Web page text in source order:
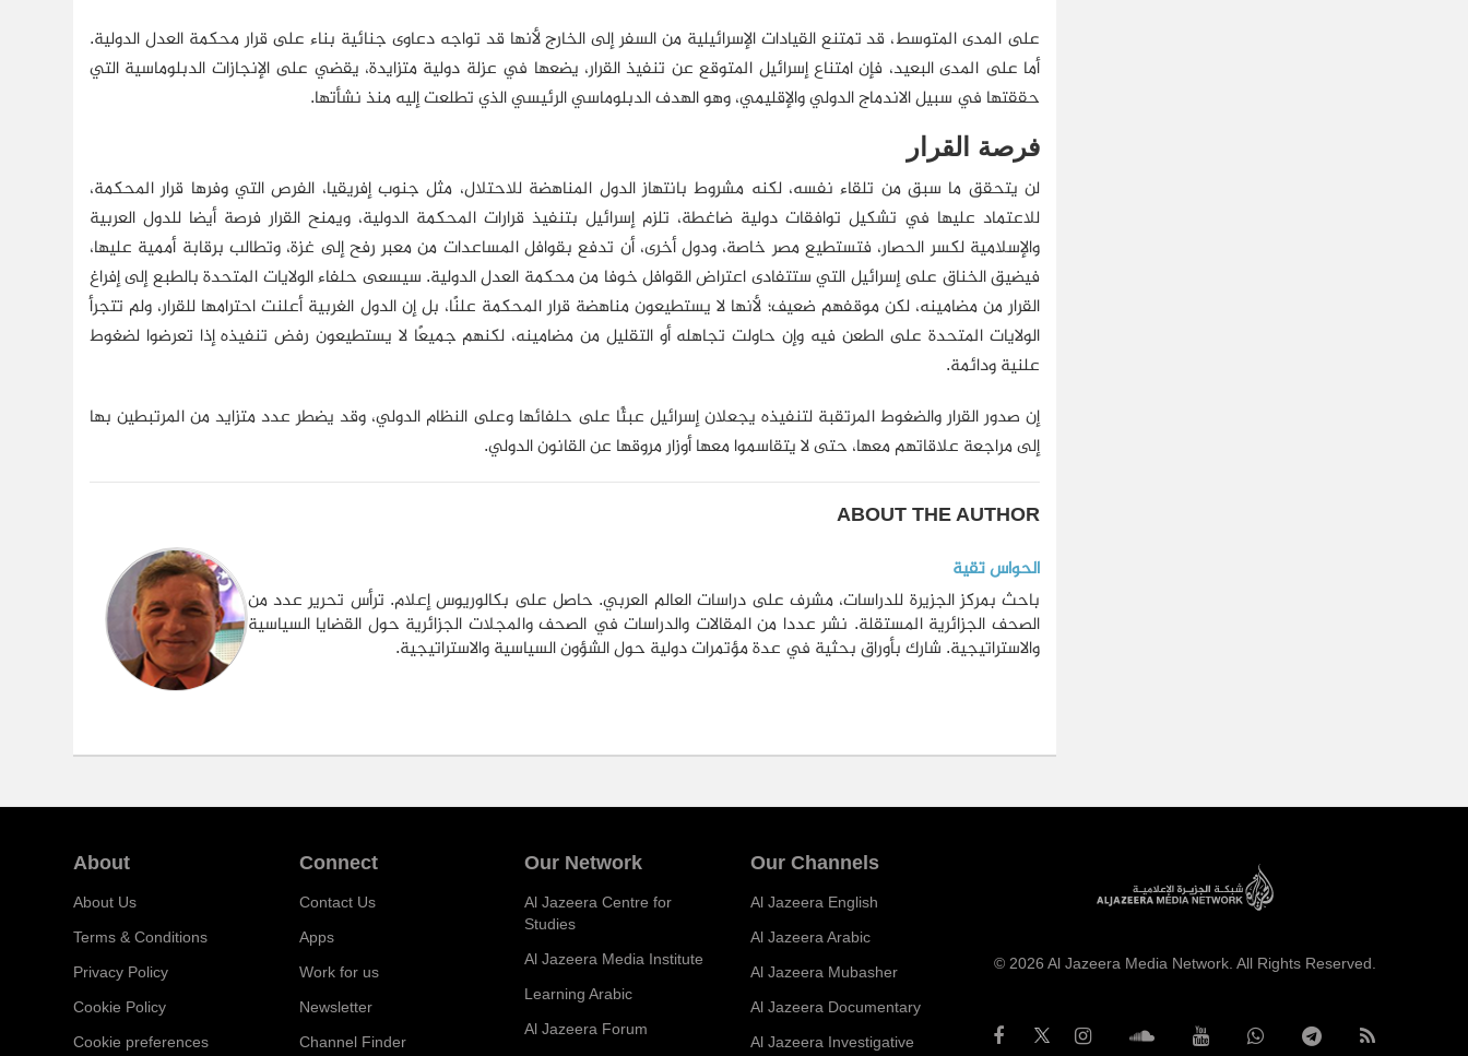
على المدى المتوسط، قد تمتنع القيادات الإسرائيلية من السفر إلى الخارج لأنها قد تواجه دعاوى جنائية بناء على قرار محكمة العدل الدولية.
أما على المدى البعيد، فإن امتناع إسرائيل المتوقع عن تنفيذ القرار، يضعها في عزلة دولية متزايدة، يقضي على الإنجازات الدبلوماسية التي
حققتها في سبيل الاندماج الدولي والإقليمي، وهو الهدف الدبلوماسي الرئيسي الذي تطلعت إليه منذ نشأتها.
فرصة القرار
لن يتحقق ما سبق من تلقاء نفسه، لكنه مشروط بانتهاز الدول المناهضة للاحتلال، مثل جنوب إفريقيا، الفرص التي وفرها قرار المحكمة،
للاعتماد عليها في تشكيل توافقات دولية ضاغطة، تلزم إسرائيل بتنفيذ قرارات المحكمة الدولية، ويمنح القرار فرصة أيضا للدول العربية
والإسلامية لكسر الحصار، فتستطيع مصر خاصة، ودول أخرى، أن تدفع بقوافل المساعدات من معبر رفح إلى غزة، وتطالب برقابة أممية عليها،
فيضيق الخناق على إسرائيل التي ستتفادى اعتراض القوافل خوفا من محكمة العدل الدولية. سيسعى حلفاء الولايات المتحدة بالطبع إلى إفراغ
القرار من مضامينه، لكن موقفهم ضعيف؛ لأنها لا يستطيعون مناهضة قرار المحكمة علنًا، بل إن الدول الغربية أعلنت احترامها للقرار، ولم تتجرأ
الولايات المتحدة على الطعن فيه وإن حاولت تجاهله أو التقليل من مضامينه، لكنهم جميعًا لا يستطيعون رفض تنفيذه إذا تعرضوا لضغوط
علنية ودائمة.
إن صدور القرار والضغوط المرتقبة لتنفيذه يجعلان إسرائيل عبئًا على حلفائها وعلى النظام الدولي، وقد يضطر عدد متزايد من المرتبطين بها
إلى مراجعة علاقاتهم معها، حتى لا يتقاسموا معها أوزار مروقها عن القانون الدولي.
ABOUT THE AUTHOR
الحواس تقية
باحث بمركز الجزيرة للدراسات، مشرف على دراسات العالم العربي. حاصل على بكالوريوس إعلام. ترأس تحرير عدد من
الصحف الجزائرية المستقلة. نشر عددا من المقالات والدراسات في الصحف والمجلات الجزائرية حول القضايا السياسية
والاستراتيجية. شارك بأوراق بحثية في عدة مؤتمرات دولية حول الشؤون السياسية والاستراتيجية.
About
About Us
Terms & Conditions
Privacy Policy
Cookie Policy
Cookie preferences
Connect
Contact Us
Apps
Work for us
Newsletter
Channel Finder
Our Network
Al Jazeera Centre for
Studies
Al Jazeera Media Institute
Learning Arabic
Al Jazeera Forum
Our Channels
Al Jazeera English
Al Jazeera Arabic
Al Jazeera Mubasher
Al Jazeera Documentary
Al Jazeera Investigative
© 2026 Al Jazeera Media Network. All Rights Reserved.